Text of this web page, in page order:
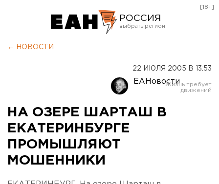
РОССИЯ
Оренбург
[18+]
← НОВОСТИ
22 ИЮЛЯ 2005 В 13:53
ЕАНовости
НА ОЗЕРЕ ШАРТАШ В
ЕКАТЕРИНБУРГЕ
ПРОМЫШЛЯЮТ
МОШЕННИКИ